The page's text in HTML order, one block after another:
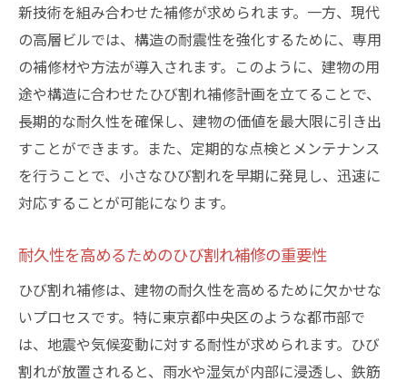
ひび割れ補修で建物の美観と耐久性を両立する
方法
美観を損なわないひび割れ補修の実践法
耐久性を保ちながら美観を向上させる補修
術
ひび割れ補修が建物に与える美的効果
美と耐久性を兼ね備えたひび割れ補修の秘
建物の美観維持に役立つひび割れ補修技術
ひび割れ補修による見た目と性能の改善方
法
迅速かつ確実なひび割れ補修が求められる背景
迅速なひび割れ補修が必要とされる理由
新技術を組み合わせた補修が求められます。一方、現代
の高層ビルでは、構造の耐震性を強化するために、専用
の補修材や方法が導入されます。このように、建物の用
途や構造に合わせたひび割れ補修計画を立てることで、
長期的な耐久性を確保し、建物の価値を最大限に引き出
すことができます。また、定期的な点検とメンテナンス
を行うことで、小さなひび割れを早期に発見し、迅速に
対応することが可能になります。
耐久性を高めるためのひび割れ補修の重要性
ひび割れ補修は、建物の耐久性を高めるために欠かせな
いプロセスです。特に東京都中央区のような都市部で
は、地震や気候変動に対する耐性が求められます。ひび
割れが放置されると、雨水や湿気が内部に浸透し、鉄筋